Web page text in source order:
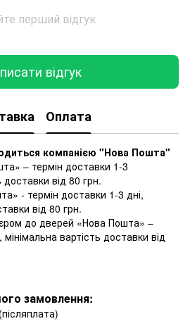
перший відгук
відгук
Оплата
компанією "Нова Пошта"
– термін доставки 1-3
доставки від 80 грн.
- термін доставки 1-3 дні,
від 80 грн.
до дверей «Нова Пошта» –
вартість доставки від
замовлення: